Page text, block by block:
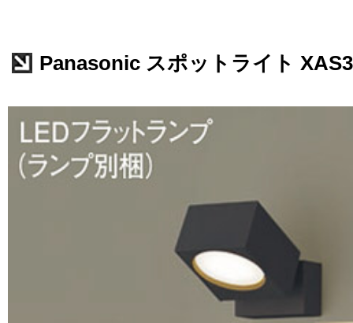
Panasonic スポットライト